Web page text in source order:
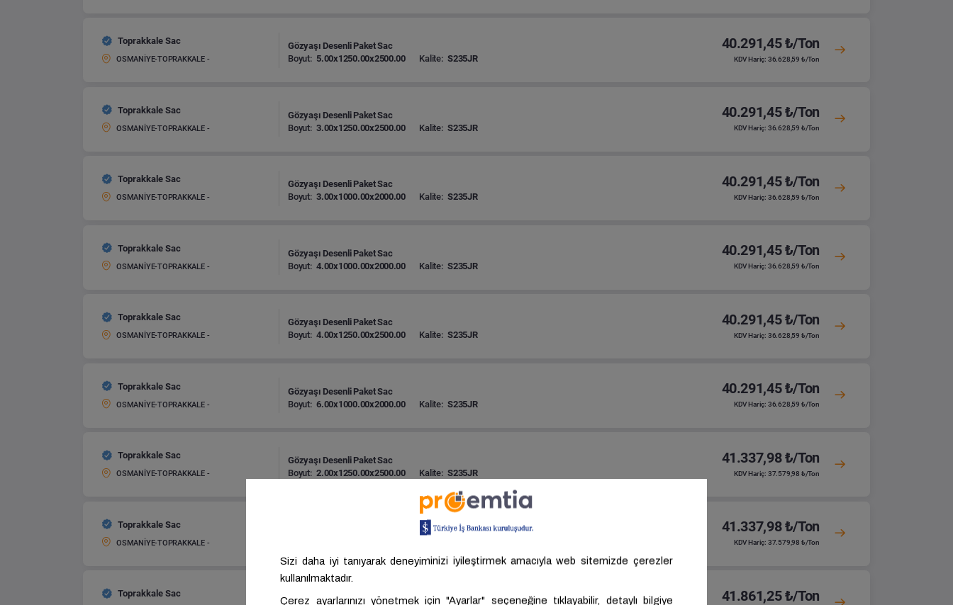
Toprakkale Sac
OSMANİYE-TOPRAKKALE -
Gözyaşı Desenli Paket Sac
Boyut: 5.00x1250.00x2500.00 Kalite: S235JR
40.291,45 ₺/Ton
KDV Hariç: 36.628,59 ₺/Ton
Toprakkale Sac
OSMANİYE-TOPRAKKALE -
Gözyaşı Desenli Paket Sac
Boyut: 3.00x1250.00x2500.00 Kalite: S235JR
40.291,45 ₺/Ton
KDV Hariç: 36.628,59 ₺/Ton
Toprakkale Sac
OSMANİYE-TOPRAKKALE -
Gözyaşı Desenli Paket Sac
Boyut: 3.00x1000.00x2000.00 Kalite: S235JR
40.291,45 ₺/Ton
KDV Hariç: 36.628,59 ₺/Ton
Toprakkale Sac
OSMANİYE-TOPRAKKALE -
Gözyaşı Desenli Paket Sac
Boyut: 4.00x1000.00x2000.00 Kalite: S235JR
40.291,45 ₺/Ton
KDV Hariç: 36.628,59 ₺/Ton
Toprakkale Sac
OSMANİYE-TOPRAKKALE -
Gözyaşı Desenli Paket Sac
Boyut: 4.00x1250.00x2500.00 Kalite: S235JR
40.291,45 ₺/Ton
KDV Hariç: 36.628,59 ₺/Ton
Toprakkale Sac
OSMANİYE-TOPRAKKALE -
Gözyaşı Desenli Paket Sac
Boyut: 6.00x1000.00x2000.00 Kalite: S235JR
40.291,45 ₺/Ton
KDV Hariç: 36.628,59 ₺/Ton
Toprakkale Sac
OSMANİYE-TOPRAKKALE -
Gözyaşı Desenli Paket Sac
Boyut: 2.00x1250.00x2500.00 Kalite: S235JR
41.337,98 ₺/Ton
KDV Hariç: 37.579,98 ₺/Ton
Toprakkale Sac
OSMANİYE-TOPRAKKALE -
41.337,98 ₺/Ton
KDV Hariç: 37.579,98 ₺/Ton
Toprakkale Sac
Gözyaşı Desenli Paket Sac
41.861,25 ₺/Ton